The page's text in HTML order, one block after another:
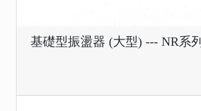
基礎型振盪器 (大型) --- NR系列